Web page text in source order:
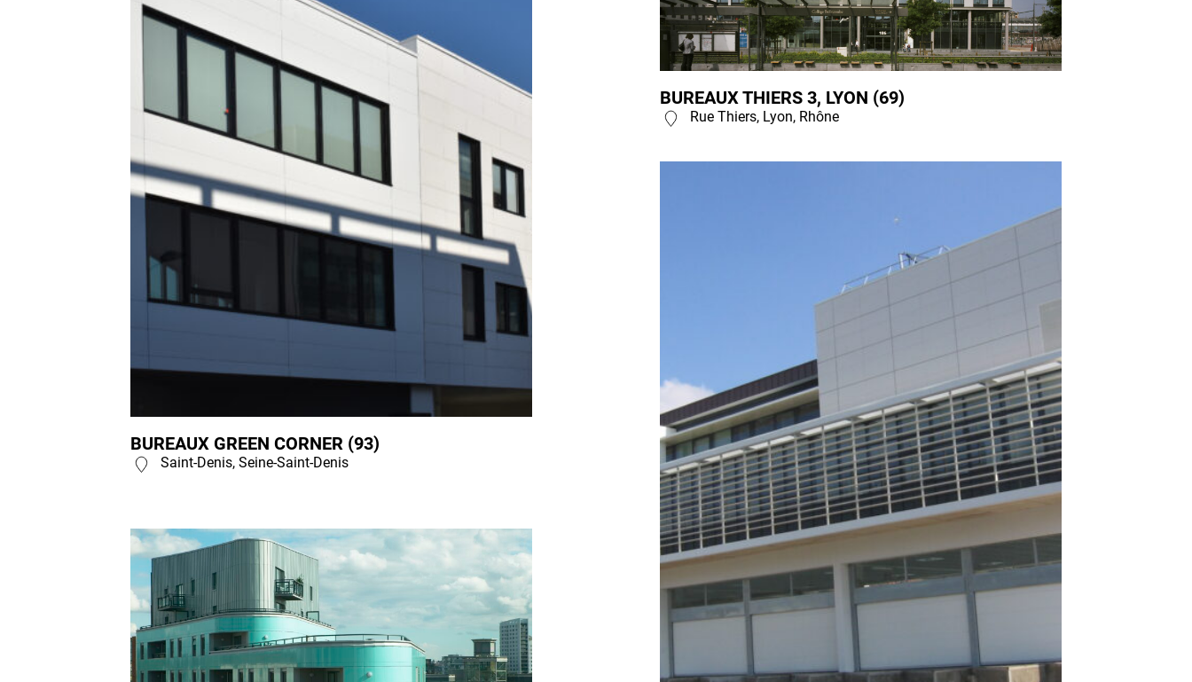
BUREAUX GREEN CORNER (93)
Saint-Denis, Seine-Saint-Denis
BUREAUX THIERS 3, LYON (69)
Rue Thiers, Lyon, Rhône